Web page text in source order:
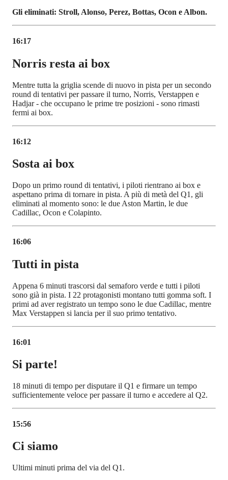
Gli eliminati: Stroll, Alonso, Perez, Bottas, Ocon e Albon.
16:17
Norris resta ai box
Mentre tutta la griglia scende di nuovo in pista per un secondo
round di tentativi per passare il turno, Norris, Verstappen e
Hadjar - che occupano le prime tre posizioni - sono rimasti
fermi ai box.
16:12
Sosta ai box
Dopo un primo round di tentativi, i piloti rientrano ai box e
aspettano prima di tornare in pista. A più di metà del Q1, gli
eliminati al momento sono: le due Aston Martin, le due
Cadillac, Ocon e Colapinto.
16:06
Tutti in pista
Appena 6 minuti trascorsi dal semaforo verde e tutti i piloti
sono già in pista. I 22 protagonisti montano tutti gomma soft. I
primi ad aver registrato un tempo sono le due Cadillac, mentre
Max Verstappen si lancia per il suo primo tentativo.
16:01
Si parte!
18 minuti di tempo per disputare il Q1 e firmare un tempo
sufficientemente veloce per passare il turno e accedere al Q2.
15:56
Ci siamo
Ultimi minuti prima del via del Q1.